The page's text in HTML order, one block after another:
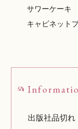
サワーケーキ
キャビネット
出版社品切れ